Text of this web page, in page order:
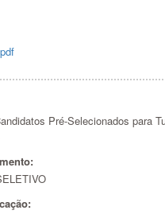
Pré-Selecionados para